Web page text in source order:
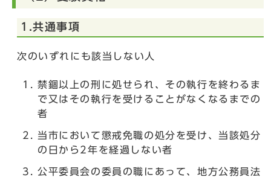
1.共通事項
次のいずれにも該当しない人
禁錮以上の刑に処せられ、その執行を終わるま
で又はその執行を受けることがなくなるまでの
者
当市において懲戒免職の処分を受け、当該処分
の日から2年を経過しない者
公平委員会の委員の職にあって、地方公務員法